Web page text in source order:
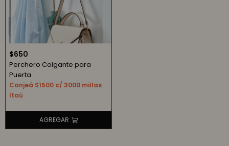
$650
Perchero Colgante para
Puerta
Canjeá $1500 c/ 3000 millas
Itaú